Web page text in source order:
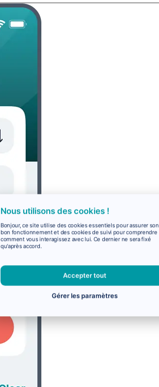
Nous utilisons des cookies !
Bonjour, ce site utilise des cookies essentiels pour assurer son
bon fonctionnement et des cookies de suivi pour comprendre
comment vous interagissez avec lui. Ce dernier ne sera fixé
qu'après accord.
Accepter tout
Gérer les paramètres